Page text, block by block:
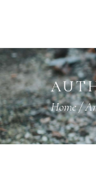
Home/